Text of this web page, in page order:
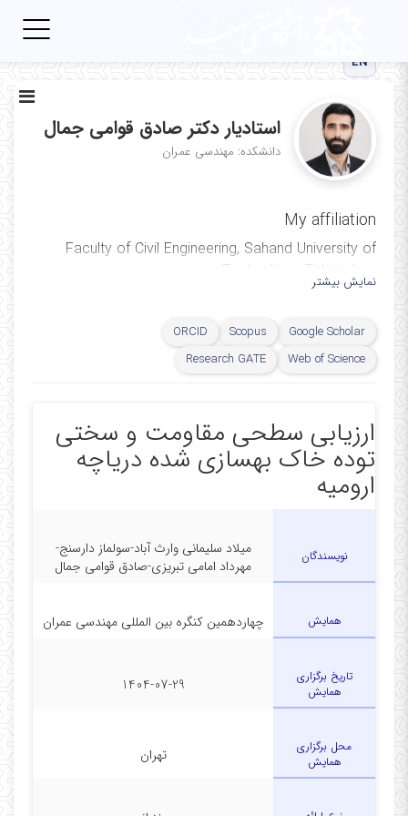
EN
استادیار دکتر صادق قوامی جمال
دانشکده: مهندسی عمران
My affiliation
Faculty of Civil Engineering, Sahand University of
Technology, Tabriz, Iran
نمایش بیشتر
Google Scholar
Scopus
ORCID
Web of Science
Research GATE
ارزیابی سطحی مقاومت و سختی
توده خاک بهسازی شده دریاچه
ارومیه
نویسندگان
میلاد سلیمانی وارث آباد-سولماز دارسنج-
مهرداد امامی تبریزی-صادق قوامی جمال
همایش چهاردهمین کنگره بین المللی مهندسی عمران
تاریخ برگزاری
همایش
1404-07-29
محل برگزاری
همایش
تهران